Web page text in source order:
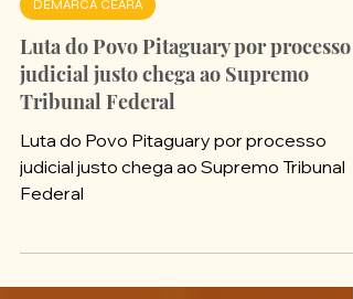
DEMARCA CEARÁ
Luta do Povo Pitaguary por processo
judicial justo chega ao Supremo
Tribunal Federal
Luta do Povo Pitaguary por processo
Federal